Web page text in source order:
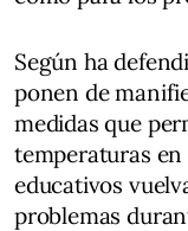
Según ha
ponen de
medidas que
temperaturas en
educativos
problemas